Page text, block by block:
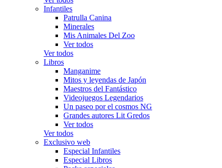
Infantiles
Patrulla Canina
Minerales
Mis Animales Del Zoo
Ver todos
Ver todos
Libros
Manganime
Mitos y leyendas de Japón
Maestros del Fantástico
Videojuegos Legendarios
Un paseo por el cosmos NG
Grandes autores Lit Gredos
Ver todos
Ver todos
Exclusivo web
Especial Infantiles
Especial Libros